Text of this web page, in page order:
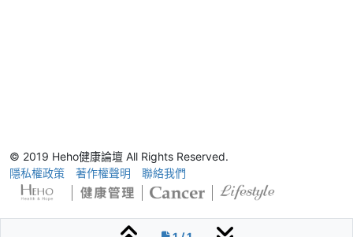
© 2019 Heho健康論壇 All Rights Reserved.
隱私權政策
著作權聲明 聯絡我們